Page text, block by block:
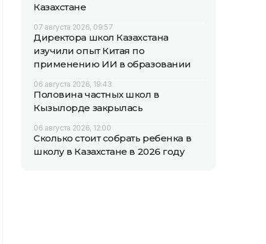
Казахстане
07 августа 2026, 09:57
Директора школ Казахстана
изучили опыт Китая по
применению ИИ в образовании
06 августа 2026, 19:43
Половина частных школ в
Кызылорде закрылась
06 августа 2026, 12:00
Сколько стоит собрать ребенка в
школу в Казахстане в 2026 году